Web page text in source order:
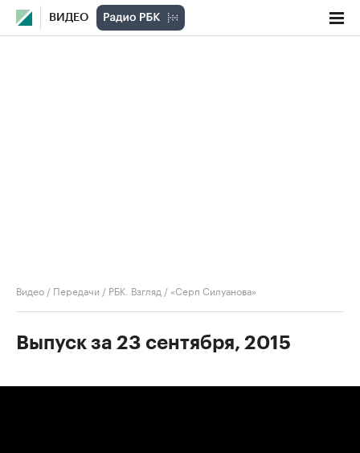
ВИДЕО
Видео / Передачи / РБК. Взгляд / «Серп Силуанова»
Выпуск за 23 сентября, 2015